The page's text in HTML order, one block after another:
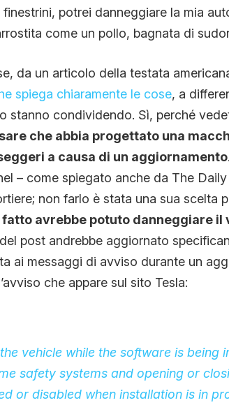
potrei danneggiare la mia
come un pollo, bagnata di
da un articolo della testata
spiega chiaramente le cose, a
stanno condividendo. Sì, perché
che abbia progettato una
a causa di un aggiornamento
– come spiegato anche da The
non farlo è stata una sua scelta
fatto avrebbe potuto danneggiare
post andrebbe aggiornato
ai messaggi di avviso durante un
che appare sul sito Tesla:
vehicle while the software is being
safety systems and opening or
or disabled when installation is in